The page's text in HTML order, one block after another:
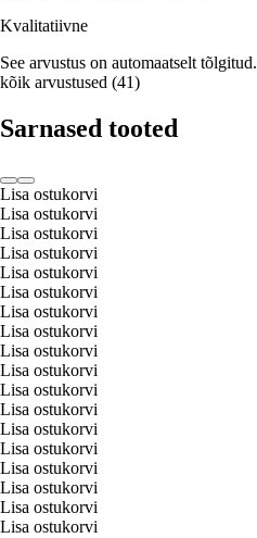
Kvalitatiivne
See arvustus on automaatselt tõlgitud.
kõik arvustused (41)
Sarnased tooted
Lisa ostukorvi
Lisa ostukorvi
Lisa ostukorvi
Lisa ostukorvi
Lisa ostukorvi
Lisa ostukorvi
Lisa ostukorvi
Lisa ostukorvi
Lisa ostukorvi
Lisa ostukorvi
Lisa ostukorvi
Lisa ostukorvi
Lisa ostukorvi
Lisa ostukorvi
Lisa ostukorvi
Lisa ostukorvi
Lisa ostukorvi
Lisa ostukorvi